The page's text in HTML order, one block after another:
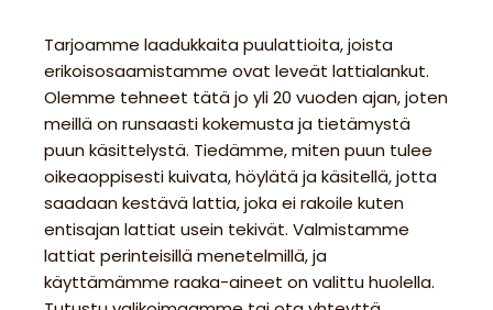
Tarjoamme laadukkaita puulattioita, joista
erikoisosaamistamme ovat leveät lattialankut.
Olemme tehneet tätä jo yli 20 vuoden ajan, joten
meillä on runsaasti kokemusta ja tietämystä
puun käsittelystä. Tiedämme, miten puun tulee
oikeaoppisesti kuivata, höylätä ja käsitellä, jotta
saadaan kestävä lattia, joka ei rakoile kuten
entisajan lattiat usein tekivät. Valmistamme
lattiat perinteisillä menetelmillä, ja
käyttämämme raaka-aineet on valittu huolella.